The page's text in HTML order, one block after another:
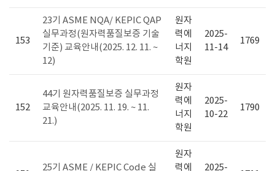
153
23기 ASME NQA/ KEPIC QAP
실무과정(원자력품질보증 기술
기준) 교육안내(2025. 12. 11. ~
12)
원자
력에
너지
학원
2025-
11-14
1769
152
44기 원자력품질보증 실무과정
교육안내(2025. 11. 19. ~ 11.
21.)
원자
력에
너지
학원
2025-
10-22
1790
25기 ASME / KEPIC Code 실
원자
력에
2025-